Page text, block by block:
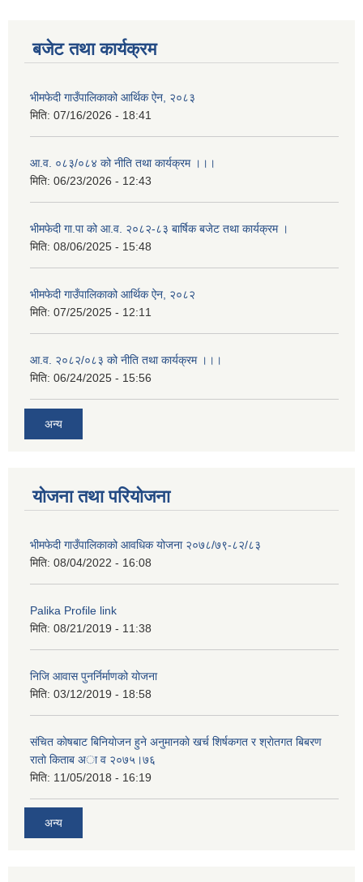
बजेट तथा कार्यक्रम
भीमफेदी गाउँपालिकाको आर्थिक ऐन, २०८३
मिति: 07/16/2026 - 18:41
आ.व. ०८३/०८४ को नीति तथा कार्यक्रम ।।।
मिति: 06/23/2026 - 12:43
भीमफेदी गा.पा को आ.व. २०८२-८३ बार्षिक बजेट तथा कार्यक्रम ।
मिति: 08/06/2025 - 15:48
भीमफेदी गाउँपालिकाको आर्थिक ऐन, २०८२
मिति: 07/25/2025 - 12:11
आ.व. २०८२/०८३ को नीति तथा कार्यक्रम ।।।
मिति: 06/24/2025 - 15:56
अन्य
योजना तथा परियोजना
भीमफेदी गाउँपालिकाको आवधिक योजना २०७८/७९-८२/८३
मिति: 08/04/2022 - 16:08
Palika Profile link
मिति: 08/21/2019 - 11:38
निजि आवास पुनर्निर्माणको योजना
मिति: 03/12/2019 - 18:58
संचित काेषबाट बिनियाेजन हुने अनुमानकाे खर्च शिर्षकगत र श्राेतगत बिबरण
राताे किताब अा‍ व २‍०७५।७६
मिति: 11/05/2018 - 16:19
अन्य